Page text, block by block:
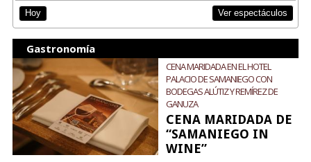
Hoy Ver espectáculos
Gastronomía
CENA MARIDADA EN EL HOTEL
PALACIO DE SAMANIEGO CON
BODEGAS ALÚTIZ Y REMÍREZ DE
GANUZA
CENA MARIDADA DE
“SAMANIEGO IN
WINE”